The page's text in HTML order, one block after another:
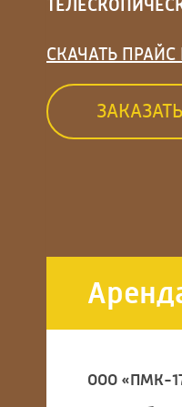
СКАЧАТЬ
ООО «ПМК-